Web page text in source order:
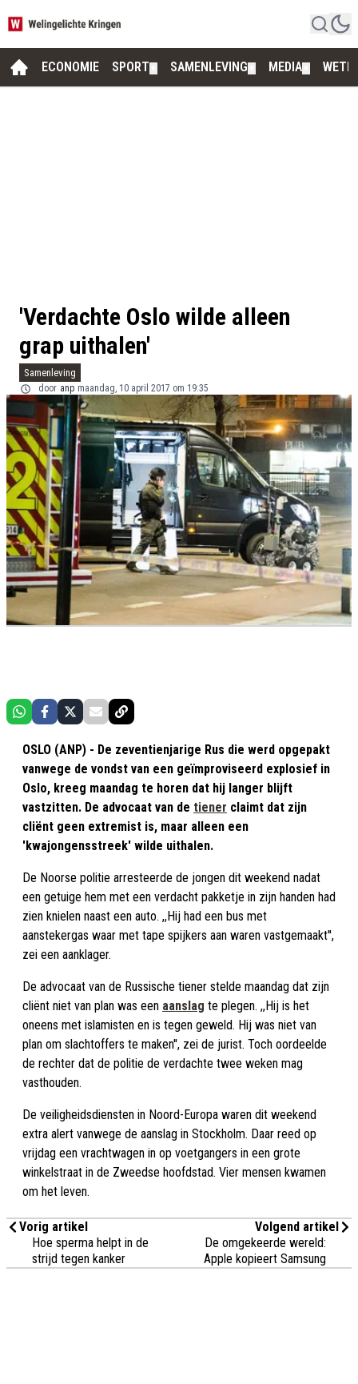
ECONOMIE SPORT SAMENLEVING MEDIA
'Verdachte Oslo wilde alleen
grap uithalen'
Samenleving
door anp maandag, 10 april 2017 om 19:35
OSLO (ANP) - De zeventienjarige Rus die werd opgepakt
vanwege de vondst van een geïmproviseerd explosief in
Oslo, kreeg maandag te horen dat hij langer blijft
vastzitten. De advocaat van de tiener claimt dat zijn
cliënt geen extremist is, maar alleen een
'kwajongensstreek' wilde uithalen.
De Noorse politie arresteerde de jongen dit weekend nadat
een getuige hem met een verdacht pakketje in zijn handen had
zien knielen naast een auto. ,,Hij had een bus met
aanstekergas waar met tape spijkers aan waren vastgemaakt'',
zei een aanklager.
De advocaat van de Russische tiener stelde maandag dat zijn
cliënt niet van plan was een aanslag te plegen. ,,Hij is het
oneens met islamisten en is tegen geweld. Hij was niet van
plan om slachtoffers te maken'', zei de jurist. Toch oordeelde
de rechter dat de politie de verdachte twee weken mag
vasthouden.
De veiligheidsdiensten in Noord-Europa waren dit weekend
extra alert vanwege de aanslag in Stockholm. Daar reed op
vrijdag een vrachtwagen in op voetgangers in een grote
winkelstraat in de Zweedse hoofdstad. Vier mensen kwamen
om het leven.
Vorig artikel
Hoe sperma helpt in de
strijd tegen kanker
Volgend artikel
De omgekeerde wereld:
Apple kopieert Samsung